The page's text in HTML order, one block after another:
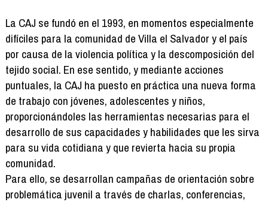
La CAJ se fundó en el 1993, en momentos especialmente
difíciles para la comunidad de Villa el Salvador y el país
por causa de la violencia política y la descomposición del
tejido social. En ese sentido, y mediante acciones
puntuales, la CAJ ha puesto en práctica una nueva forma
de trabajo con jóvenes, adolescentes y niños,
proporcionándoles las herramientas necesarias para el
desarrollo de sus capacidades y habilidades que les sirva
para su vida cotidiana y que revierta hacia su propia
comunidad.
Para ello, se desarrollan campañas de orientación sobre
problemática juvenil a través de charlas, conferencias,